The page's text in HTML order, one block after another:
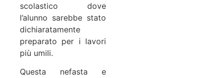
scolastico dove
l’alunno sarebbe stato
dichiaratamente
preparato per i lavori
più umili.
Questa nefasta e